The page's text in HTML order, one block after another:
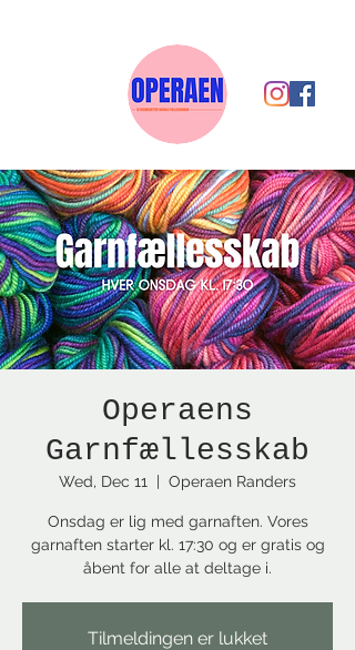
Operaens
Garnfællesskab
Wed, Dec 11
  |
Operaen Randers
Onsdag er lig med garnaften. Vores
garnaften starter kl. 17:30 og er gratis og
åbent for alle at deltage i.
Tilmeldingen er lukket